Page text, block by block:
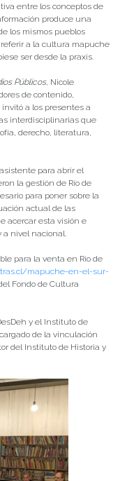
entre los conceptos de
produce una
los mismos pueblos
referir a la cultura mapuche
ser desde la praxis.
Públicos, Nicole
de contenido,
a los presentes a
interdisciplinarias que
derecho, literatura,
para abrir el
la gestión de Río de
para poner sobre la
actual de las
acercar esta visión e
nivel nacional.
para la venta en Río de
mapuche-en-el-sur-
Fondo de Cultura
y el Instituto de
de la vinculación
del Instituto de Historia y